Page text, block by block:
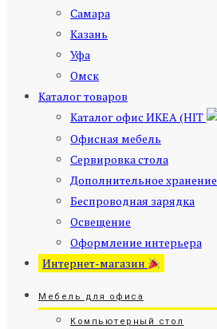
Самара
Казань
Уфа
Омск
Каталог товаров
Каталог офис ИКЕА (HIT
Офисная мебель
Сервировка стола
Дополнительное хранение
Беспроводная зарядка
Освещение
Оформление интерьера
Интернет-магазин
Мебель для офиса
Компьютерный стол